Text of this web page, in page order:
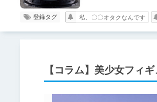
登録タグ 私、〇〇オタクなんです
【コラム】美少女フィ